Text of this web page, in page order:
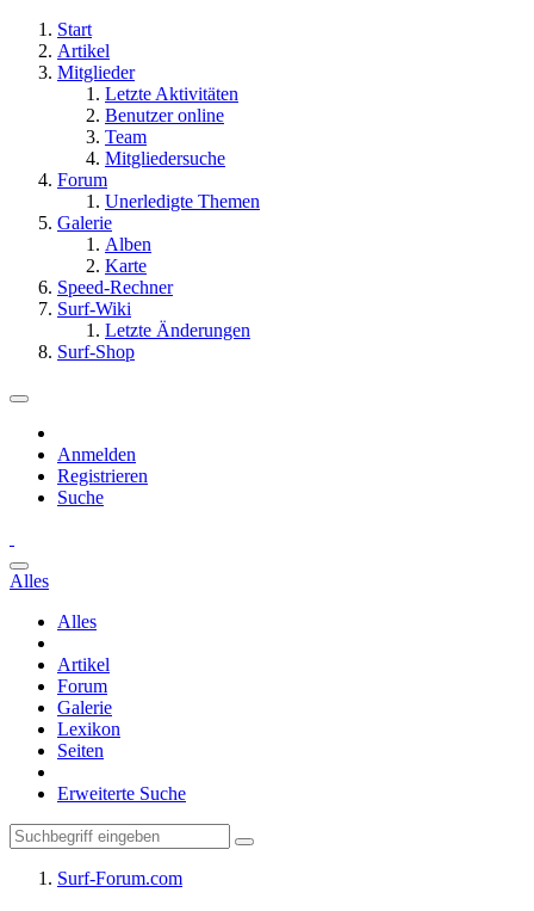
Start
Artikel
Mitglieder
Letzte Aktivitäten
Benutzer online
Team
Mitgliedersuche
Forum
Unerledigte Themen
Galerie
Alben
Karte
Speed-Rechner
Surf-Wiki
Letzte Änderungen
Surf-Shop
Anmelden
Registrieren
Suche
Alles
Alles
Artikel
Forum
Galerie
Lexikon
Seiten
Erweiterte Suche
Surf-Forum.com